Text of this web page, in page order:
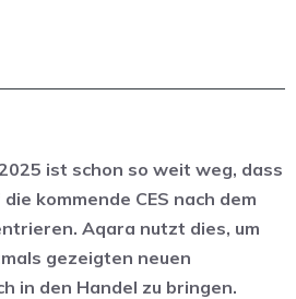
ist schon so weit weg, dass
kommende CES nach dem
Aqara nutzt dies, um
gezeigten neuen
in den Handel zu bringen.